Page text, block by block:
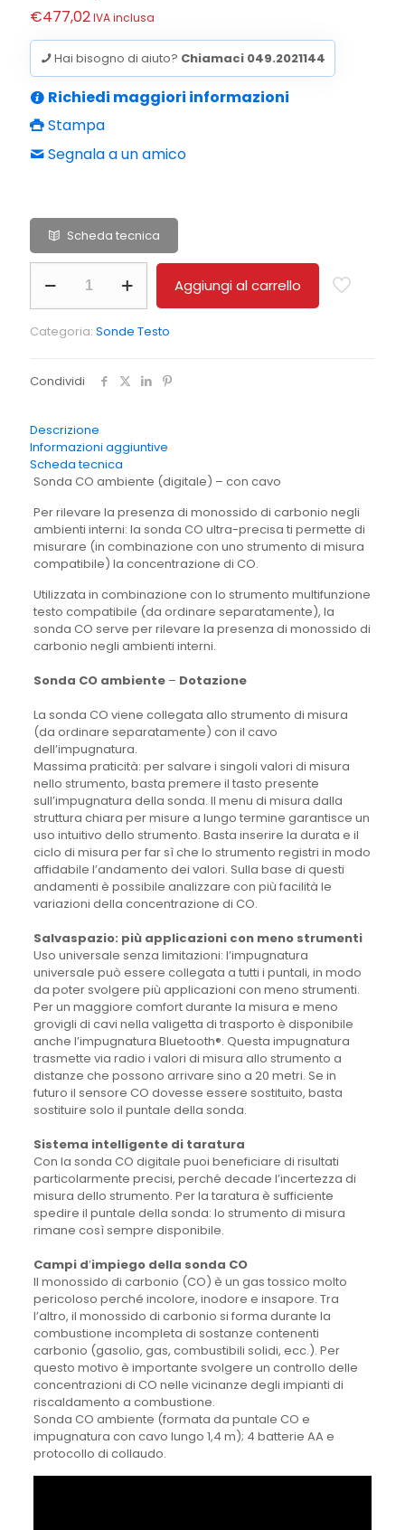
€477,02IVA inclusa
Hai bisogno di aiuto? Chiamaci 049.2021144
Richiedi maggiori informazioni
Stampa
Segnala a un amico
Scheda tecnica
CO
ambiente
Aggiungi al carrello
Categoria: Sonde Testo
Condividi
Descrizione
Informazioni aggiuntive
Scheda tecnica
Sonda CO ambiente (digitale) – con cavo
Per rilevare la presenza di monossido di carbonio negli
ambienti interni: la sonda CO ultra-precisa ti permette di
misurare (in combinazione con uno strumento di misura
compatibile) la concentrazione di CO.
Utilizzata in combinazione con lo strumento multifunzione
testo compatibile (da ordinare separatamente), la
sonda CO serve per rilevare la presenza di monossido di
carbonio negli ambienti interni.
Sonda CO ambiente – Dotazione
La sonda CO viene collegata allo strumento di misura
(da ordinare separatamente) con il cavo
dell’impugnatura.
Massima praticità: per salvare i singoli valori di misura
nello strumento, basta premere il tasto presente
sull’impugnatura della sonda. Il menu di misura dalla
struttura chiara per misure a lungo termine garantisce un
uso intuitivo dello strumento. Basta inserire la durata e il
ciclo di misura per far sì che lo strumento registri in modo
affidabile l’andamento dei valori. Sulla base di questi
andamenti è possibile analizzare con più facilità le
variazioni della concentrazione di CO.
Salvaspazio: più applicazioni con meno strumenti
Uso universale senza limitazioni: l’impugnatura
universale può essere collegata a tutti i puntali, in modo
da poter svolgere più applicazioni con meno strumenti.
Per un maggiore comfort durante la misura e meno
grovigli di cavi nella valigetta di trasporto è disponibile
anche l’impugnatura Bluetooth®. Questa impugnatura
trasmette via radio i valori di misura allo strumento a
distanze che possono arrivare sino a 20 metri. Se in
futuro il sensore CO dovesse essere sostituito, basta
sostituire solo il puntale della sonda.
Sistema intelligente di taratura
Con la sonda CO digitale puoi beneficiare di risultati
particolarmente precisi, perché decade l’incertezza di
misura dello strumento. Per la taratura è sufficiente
spedire il puntale della sonda: lo strumento di misura
rimane così sempre disponibile.
Campi d’impiego della sonda CO
Il monossido di carbonio (CO) è un gas tossico molto
pericoloso perché incolore, inodore e insapore. Tra
l’altro, il monossido di carbonio si forma durante la
combustione incompleta di sostanze contenenti
carbonio (gasolio, gas, combustibili solidi, ecc.). Per
questo motivo è importante svolgere un controllo delle
concentrazioni di CO nelle vicinanze degli impianti di
riscaldamento a combustione.
Sonda CO ambiente (formata da puntale CO e
impugnatura con cavo lungo 1,4 m); 4 batterie AA e
protocollo di collaudo.